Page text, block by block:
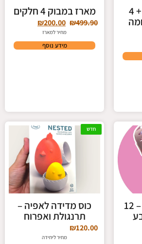
מארז קנקן תה + 4
מארז במבוק 4 חלקים
₪499.90
₪200.00
מחיר למארז
מידע נוסף
מארז כלי מטבח – 12
חדש
כוס מדידה לאפיה –
תרנגולת ואפרוח
₪120.00
מחיר ליחידה